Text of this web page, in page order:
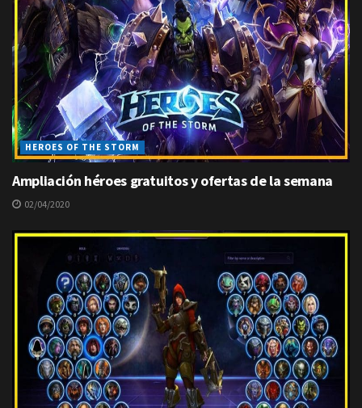
HEROES OF THE STORM
Ampliación héroes gratuitos y ofertas de la semana
02/04/2020